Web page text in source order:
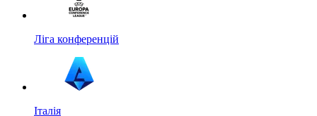
Ліга конференцій
Італія